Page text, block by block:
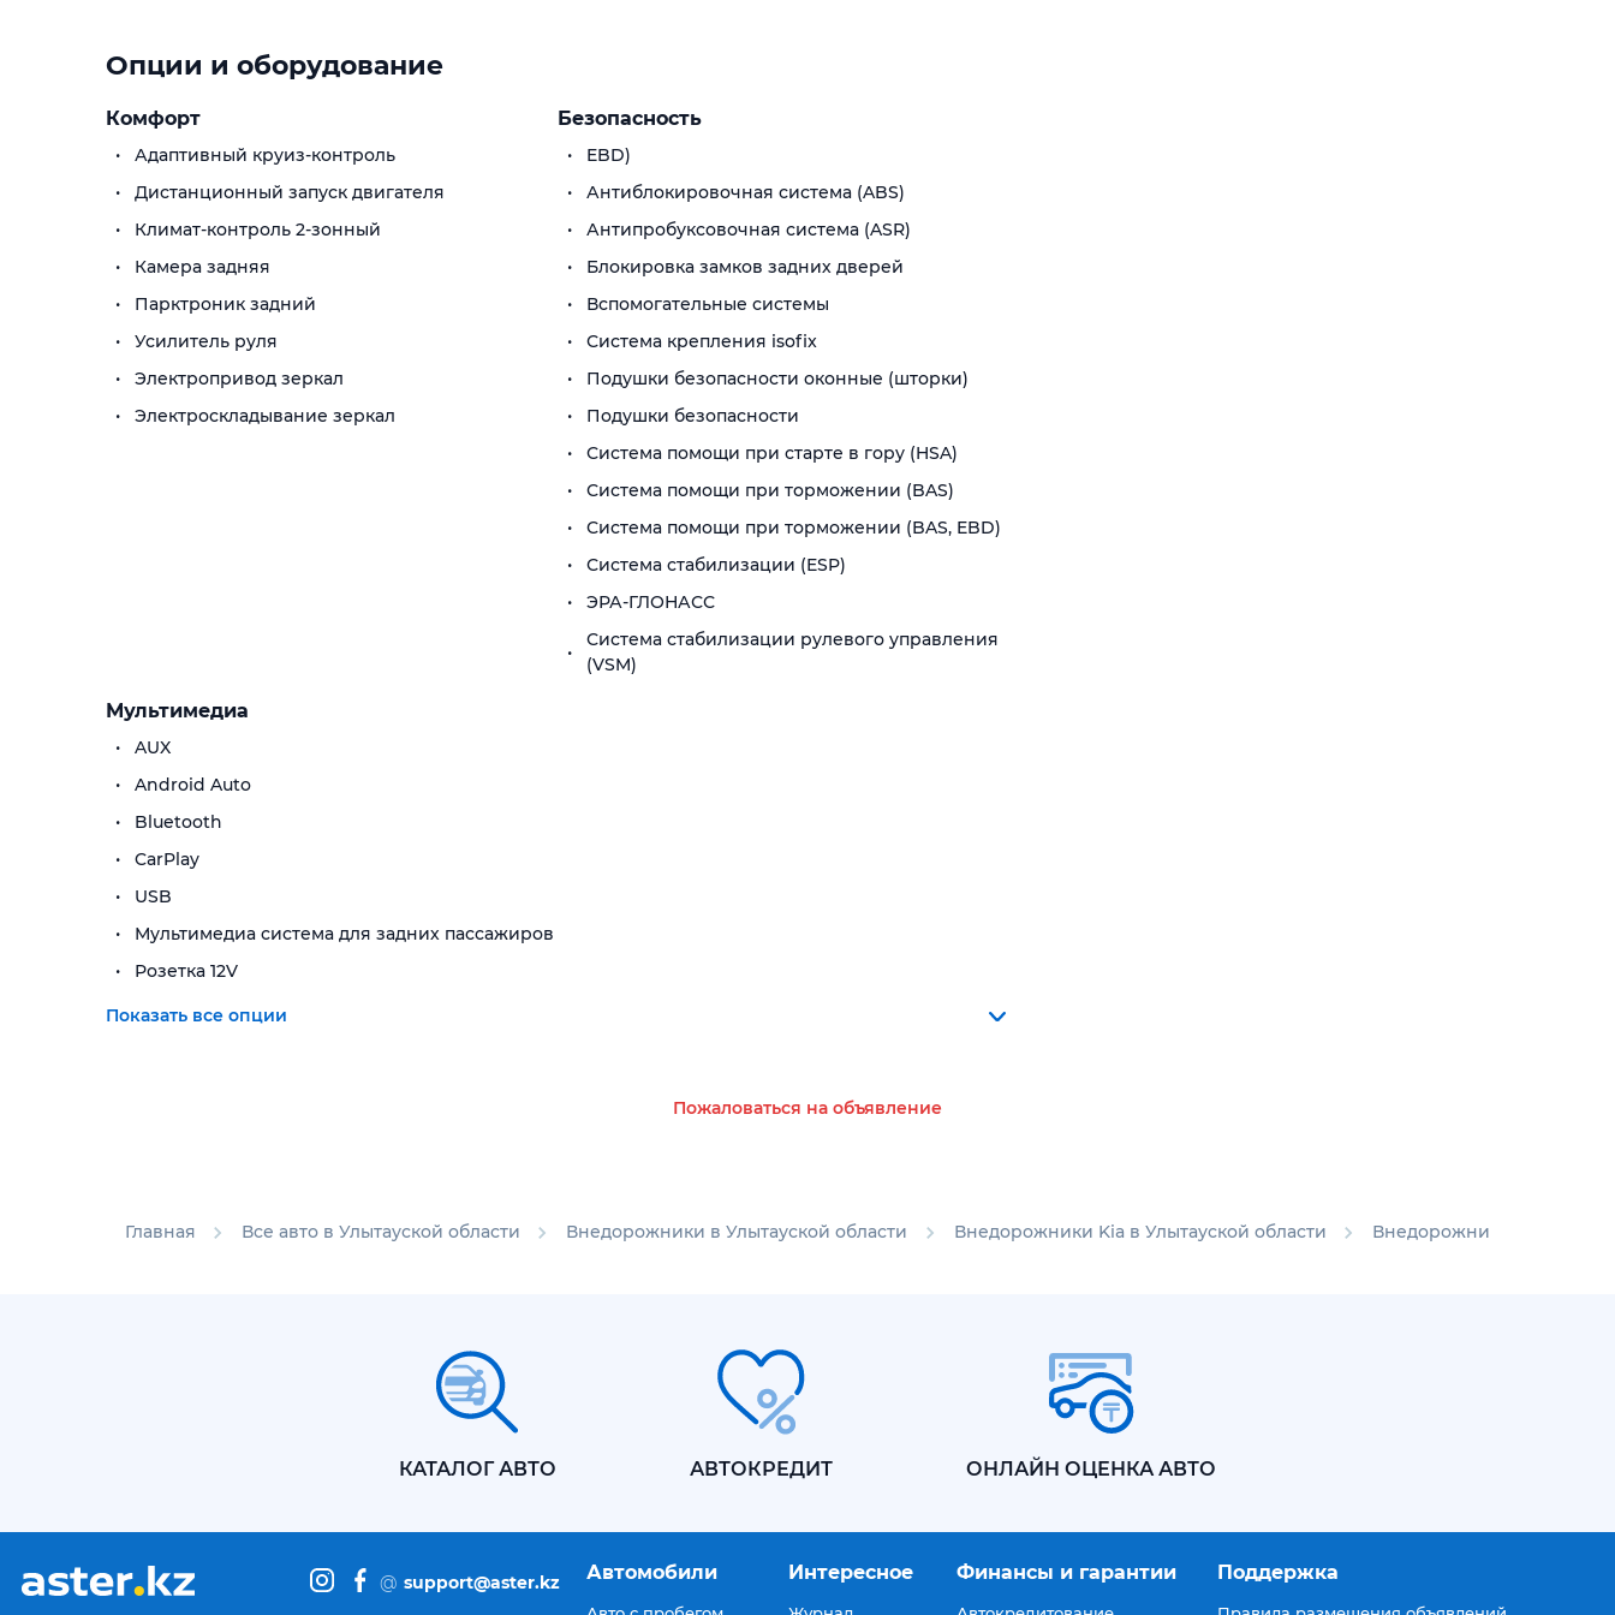
Опции и оборудование
Комфорт
Адаптивный круиз-контроль
Дистанционный запуск двигателя
Климат-контроль 2-зонный
Камера задняя
Парктроник задний
Усилитель руля
Электропривод зеркал
Электроскладывание зеркал
Безопасность
EBD)
Антиблокировочная система (ABS)
Антипробуксовочная система (ASR)
Блокировка замков задних дверей
Вспомогательные системы
Система крепления isofix
Подушки безопасности оконные (шторки)
Подушки безопасности
Система помощи при старте в гору (HSA)
Система помощи при торможении (BAS)
Система помощи при торможении (BAS, EBD)
Система стабилизации (ESP)
ЭРА-ГЛОНАСС
Система стабилизации рулевого управления
(VSM)
Мультимедиа
AUX
Android Auto
Bluetooth
CarPlay
USB
Мультимедиа система для задних пассажиров
Розетка 12V
Показать все опции
Пожаловаться на объявление
Главная Все авто в Улытауской области Внедорожники в Улытауской области Внедорожники Kia в Улытауской области Внедорожники Kia
КАТАЛОГ АВТО АВТОКРЕДИТ ОНЛАЙН ОЦЕНКА АВТО
@ support@aster.kz Автомобили Интересное Финансы и гарантии Поддержка